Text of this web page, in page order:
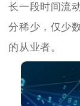
长一段时间流
分稀少，仅少
的从业者。